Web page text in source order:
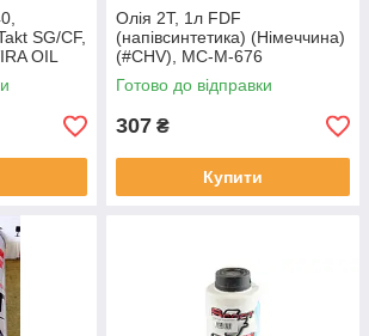
SG/CF,
OIL
Олія 2T, 1л FDF
(напівсинтетика) (Німеччина)
(#CHV), MC-M-676
Готово до відправки
307 ₴
Купити